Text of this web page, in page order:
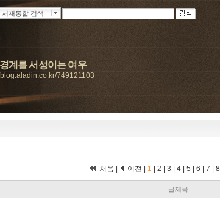
서재통합 검색
계를 서성이는 여우
749121103
처음 | 이전 | 1 2 3 4 5 6 7 8
글제목